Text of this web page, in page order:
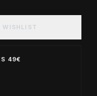
WISHLIST
49€